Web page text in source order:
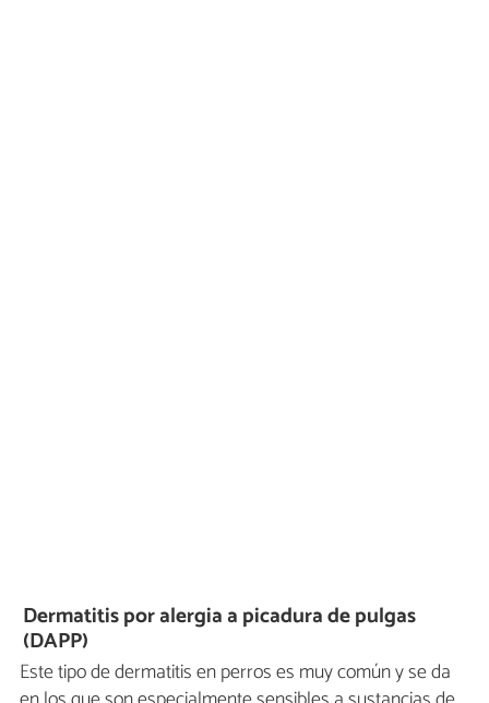
Dermatitis por alergia a picadura de pulgas
(DAPP)
Este tipo de dermatitis en perros es muy común y se da